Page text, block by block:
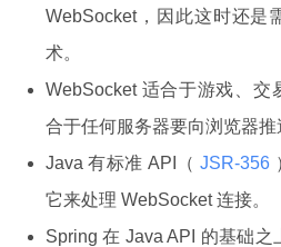
WebSocket，因此这时还是
术。
WebSocket 适合于游戏、交
合于任何服务器要向浏览器推
Java 有标准 API（ JSR-356
它来处理 WebSocket 连接。
Spring 在 Java API 的基础之